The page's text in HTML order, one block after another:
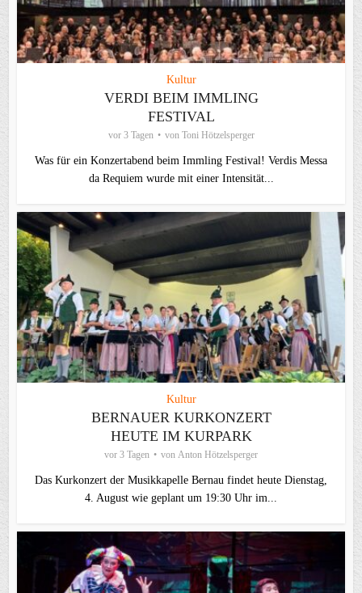
Kultur
VERDI BEIM IMMLING
FESTIVAL
vor 3 Tagen von Toni Hötzelsperger
Was für ein Konzertabend beim Immling Festival! Verdis Messa
da Requiem wurde mit einer Intensität...
Kultur
BERNAUER KURKONZERT
HEUTE IM KURPARK
vor 3 Tagen von Anton Hötzelsperger
Das Kurkonzert der Musikkapelle Bernau findet heute Dienstag,
4. August wie geplant um 19:30 Uhr im...